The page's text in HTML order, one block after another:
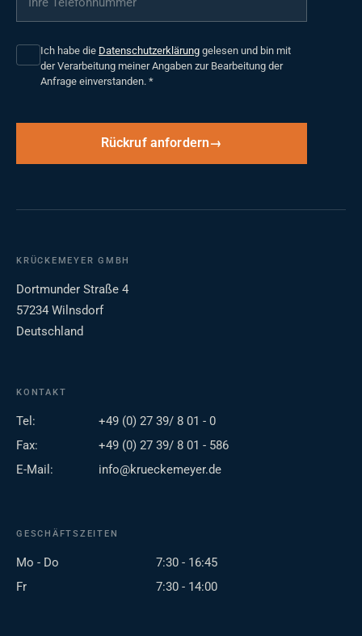
Ich habe die Datenschutzerklärung gelesen und bin mit
der Verarbeitung meiner Angaben zur Bearbeitung der
Anfrage einverstanden. *
Rückruf anfordern
KRÜCKEMEYER GMBH
Dortmunder Straße 4
57234 Wilnsdorf
Deutschland
KONTAKT
Tel:
+49 (0) 27 39/ 8 01 - 0
Fax:
+49 (0) 27 39/ 8 01 - 586
E-Mail:
info@krueckemeyer.de
GESCHÄFTSZEITEN
Mo - Do
7:30 - 16:45
Fr
7:30 - 14:00